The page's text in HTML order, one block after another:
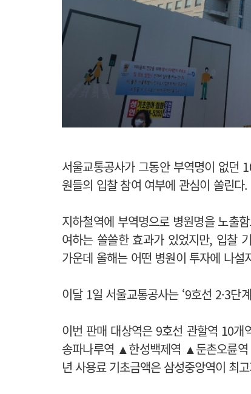
서울교통공사가 그동안 부역명이 없던
원들의 입찰 참여 여부에 관심이 쏠린다.
지하철역에 부역명으로 병원명을 노출
여하는 쏠쏠한 효과가 있었지만, 입찰
가운데 올해는 어떤 병원이 투자에 나설
이달 1일 서울교통공사는 ‘9호선 2·3단
이번 판매 대상역은 9호선 관할역
송파나루역 ▲한성백제역 ▲둔촌오륜
년 사용료 기초금액은 삼성중앙역이 최